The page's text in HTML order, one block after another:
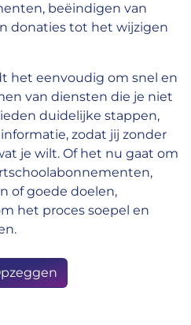
beëindigen van
donaties tot het wijzigen
het eenvoudig om snel en
van diensten die je niet
duidelijke stappen,
zodat jij zonder
je wilt. Of het nu gaat om
of goede doelen,
het proces soepel en